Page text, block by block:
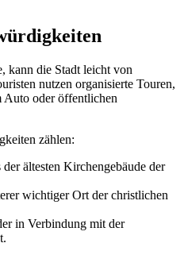
kann die Stadt leicht von
nutzen organisierte Touren,
Auto oder öffentlichen
zählen:
der ältesten Kirchengebäude der
wichtiger Ort der christlichen
in Verbindung mit der